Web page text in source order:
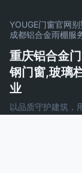
YOUGE门窗官网
成都铝合金雨棚服
重庆铝合金
钢门窗,玻璃
业
以品质守护建筑